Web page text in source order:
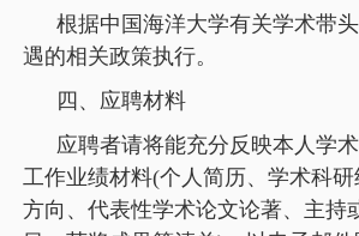
根据中国海洋大学有关学术带
遇的相关政策执行。
四、应聘材料
应聘者请将能充分反映本人学
工作业绩材料(个人简历、学术科
方向、代表性学术论文论著、主持